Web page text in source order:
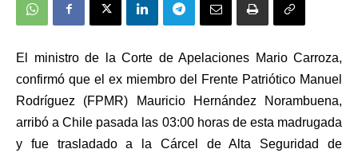
El ministro de la Corte de Apelaciones Mario Carroza,
confirmó que el ex miembro del Frente Patriótico Manuel
Rodríguez (FPMR) Mauricio Hernández Norambuena,
arribó a Chile pasada las 03:00 horas de esta madrugada
y fue trasladado a la Cárcel de Alta Seguridad de